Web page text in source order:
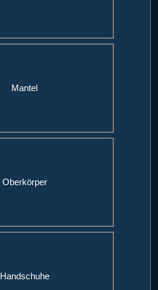
Mantel
Oberkörper
Handschuhe